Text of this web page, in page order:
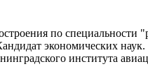
по специальности
экономических наук.
института